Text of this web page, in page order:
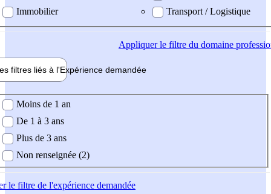
Immobilier
Transport / Logistique
Appliquerle filtre du domaine
filtres liés à l'Expérience demandée
demandée
Moins de 1 an
De 1 à 3 ans
Plus de 3 ans
Non renseignée (2)
le filtre de l'expérience demandée